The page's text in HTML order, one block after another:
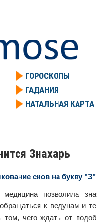
ГОРОСКОПЫ
ГАДАНИЯ
НАТАЛЬНАЯ КАРТА
Знахарь
снов на букву "З"
медицина позволила
к ведунам и
том, чего ждать от